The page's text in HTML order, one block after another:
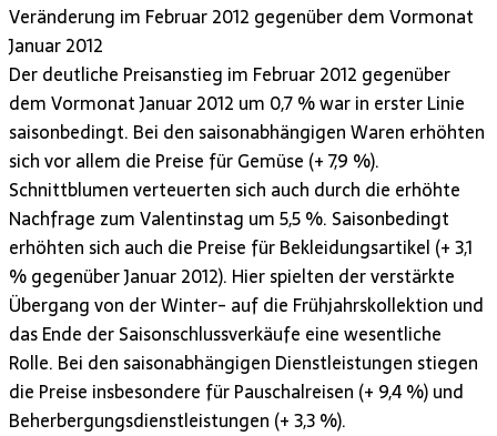
Veränderung im Februar 2012 gegenüber dem Vormonat
Januar 2012
Der deutliche Preisanstieg im Februar 2012 gegenüber
dem Vormonat Januar 2012 um 0,7 % war in erster Linie
saisonbedingt. Bei den saisonabhängigen Waren erhöhten
sich vor allem die Preise für Gemüse (+ 7,9 %).
Schnittblumen verteuerten sich auch durch die erhöhte
Nachfrage zum Valentinstag um 5,5 %. Saisonbedingt
erhöhten sich auch die Preise für Bekleidungsartikel (+ 3,1
% gegenüber Januar 2012). Hier spielten der verstärkte
Übergang von der Winter- auf die Frühjahrskollektion und
das Ende der Saisonschlussverkäufe eine wesentliche
Rolle. Bei den saisonabhängigen Dienstleistungen stiegen
die Preise insbesondere für Pauschalreisen (+ 9,4 %) und
Beherbergungsdienstleistungen (+ 3,3 %).